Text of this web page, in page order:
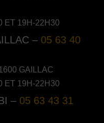
ET 19H-22H30
– 05 63 40
GAILLAC
ET 19H-22H30
– 05 63 43 31